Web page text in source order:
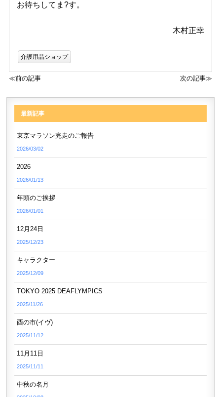
お待ちしてま?す。
木村正幸
介護用品ショップ
≪前の記事 次の記事≫
最新記事
東京マラソン完走のご報告
2026/03/02
2026
2026/01/13
年頭のご挨拶
2026/01/01
12月24日
2025/12/23
キャラクター
2025/12/09
TOKYO 2025 DEAFLYMPICS
2025/11/26
酉の市(イヴ)
2025/11/12
11月11日
2025/11/11
中秋の名月